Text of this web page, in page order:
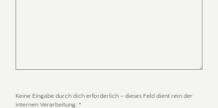
Keine Eingabe durch dich erforderlich – dieses Feld dient rein der
internen Verarbeitung. *